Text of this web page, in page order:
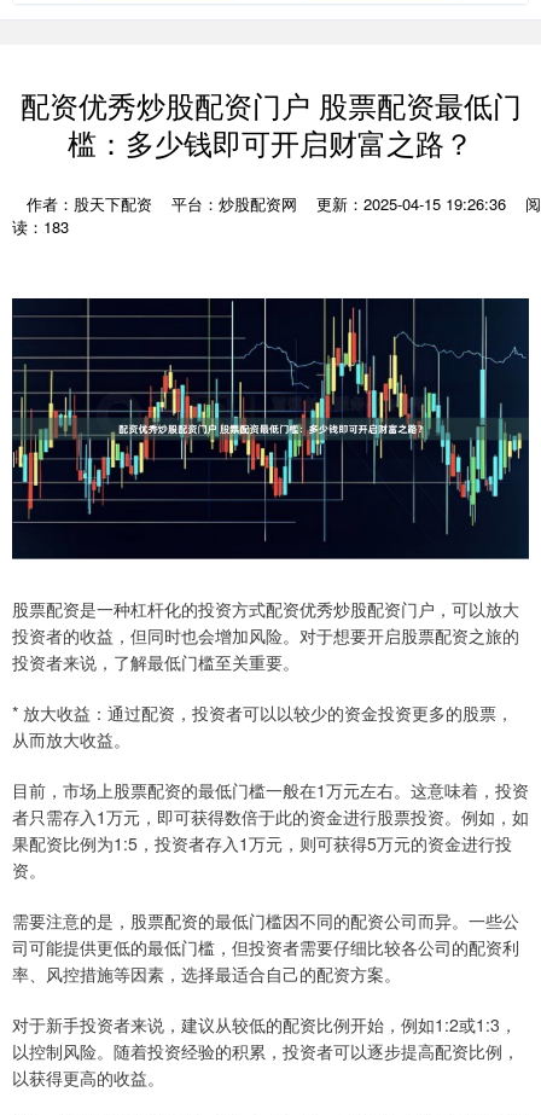
配资优秀炒股配资门户 股票配资最低门
槛：多少钱即可开启财富之路？
作者：股天下配资 平台：炒股配资网 更新：2025-04-15 19:26:36
阅
读：183
股票配资是一种杠杆化的投资方式配资优秀炒股配资门户，可以放大
投资者的收益，但同时也会增加风险。对于想要开启股票配资之旅的
投资者来说，了解最低门槛至关重要。
* 放大收益：通过配资，投资者可以以较少的资金投资更多的股票，
从而放大收益。
目前，市场上股票配资的最低门槛一般在1万元左右。这意味着，投资
者只需存入1万元，即可获得数倍于此的资金进行股票投资。例如，如
果配资比例为1:5，投资者存入1万元，则可获得5万元的资金进行投
资。
需要注意的是，股票配资的最低门槛因不同的配资公司而异。一些公
司可能提供更低的最低门槛，但投资者需要仔细比较各公司的配资利
率、风控措施等因素，选择最适合自己的配资方案。
对于新手投资者来说，建议从较低的配资比例开始，例如1:2或1:3，
以控制风险。随着投资经验的积累，投资者可以逐步提高配资比例，
以获得更高的收益。